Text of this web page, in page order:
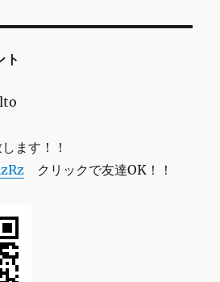
ト
ます！！
クリックで友達OK！！